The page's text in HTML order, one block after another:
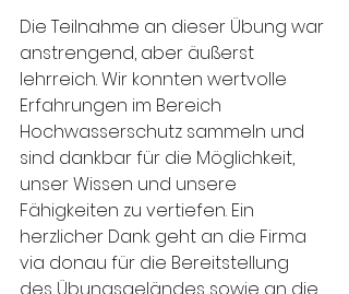
Die Teilnahme an dieser Übung war
anstrengend, aber äußerst
lehrreich. Wir konnten wertvolle
Erfahrungen im Bereich
Hochwasserschutz sammeln und
sind dankbar für die Möglichkeit,
unser Wissen und unsere
Fähigkeiten zu vertiefen. Ein
herzlicher Dank geht an die Firma
via donau für die Bereitstellung